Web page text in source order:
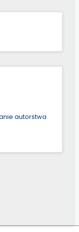
autorstwa